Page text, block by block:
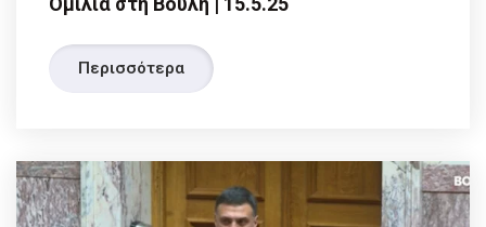
Περισσότερα